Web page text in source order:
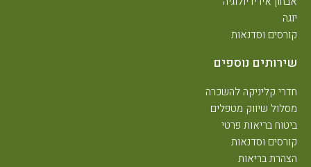
יוגה
קורסים וסדנאות
שירותים נוספים
חדרי קליניקה להשכרה
מסלול שיווק מטפלים
ביטוח בריאות פרטי
קורסים וסדנאות
הצהרת בריאות